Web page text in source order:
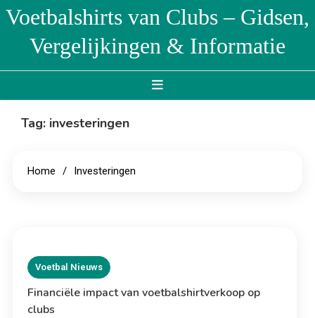
Skip
content
Voetbalshirts van Clubs – Gidsen,
Vergelijkingen & Informatie
Tag: investeringen
Home Investeringen
Voetbal Nieuws
Financiële impact van voetbalshirtverkoop op
clubs